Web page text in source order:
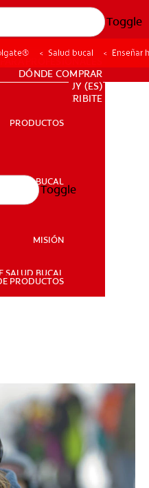
Toggle
SALUD BUCAL
PARA PROFESIONALES
DÓNDE COMPRAR
UY (ES)
PARA PROFESIONALES
DÓNDE COMPRAR
UY (ES)
SUSCRIBITE
PRODUCTOS
SALUD BUCAL
MISIÓN
SALUD BUCAL
PRODUCTOS
Toggle
Salud bucal Enseñar
bucal